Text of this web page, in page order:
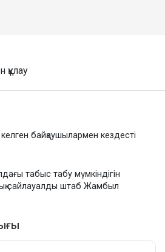
құлау
байқаушылармен кездесті
табыс табу мүмкіндігін
сайлауалды штаб Жамбыл